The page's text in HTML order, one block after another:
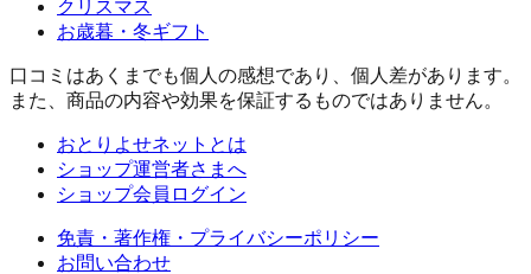
クリスマス
お歳暮・冬ギフト
口コミはあくまでも個人の感想であり、個人差があります。
また、商品の内容や効果を保証するものではありません。
おとりよせネットとは
ショップ運営者さまへ
ショップ会員ログイン
免責・著作権・プライバシーポリシー
お問い合わせ